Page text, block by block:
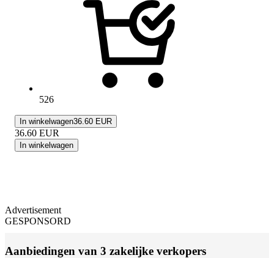
526
In winkelwagen36.60 EUR
36.60 EUR
In winkelwagen
Advertisement
GESPONSORD
Aanbiedingen van 3 zakelijke verkopers